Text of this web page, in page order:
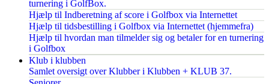
turnering i GolfBox.
Hjælp til Indberetning af score i Golfbox via Internettet
Hjælp til tidsbestilling i Golfbox via Internettet (hjemmefra)
Hjælp til hvordan man tilmelder sig og betaler for en turnering
i Golfbox
Klub i klubben
Samlet oversigt over Klubber i Klubben + KLUB 37.